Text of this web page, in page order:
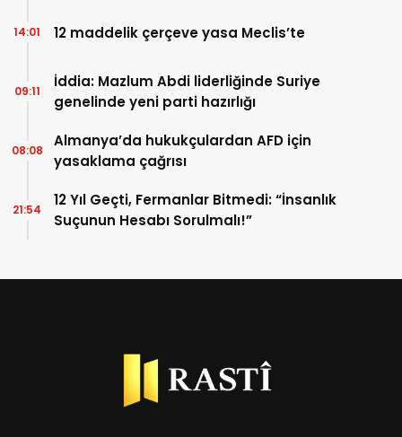
12 maddelik çerçeve yasa Meclis’te
14:01
İddia: Mazlum Abdi liderliğinde Suriye
genelinde yeni parti hazırlığı
09:11
Almanya’da hukukçulardan AFD için
yasaklama çağrısı
08:08
12 Yıl Geçti, Fermanlar Bitmedi: “İnsanlık
Suçunun Hesabı Sorulmalı!”
21:54